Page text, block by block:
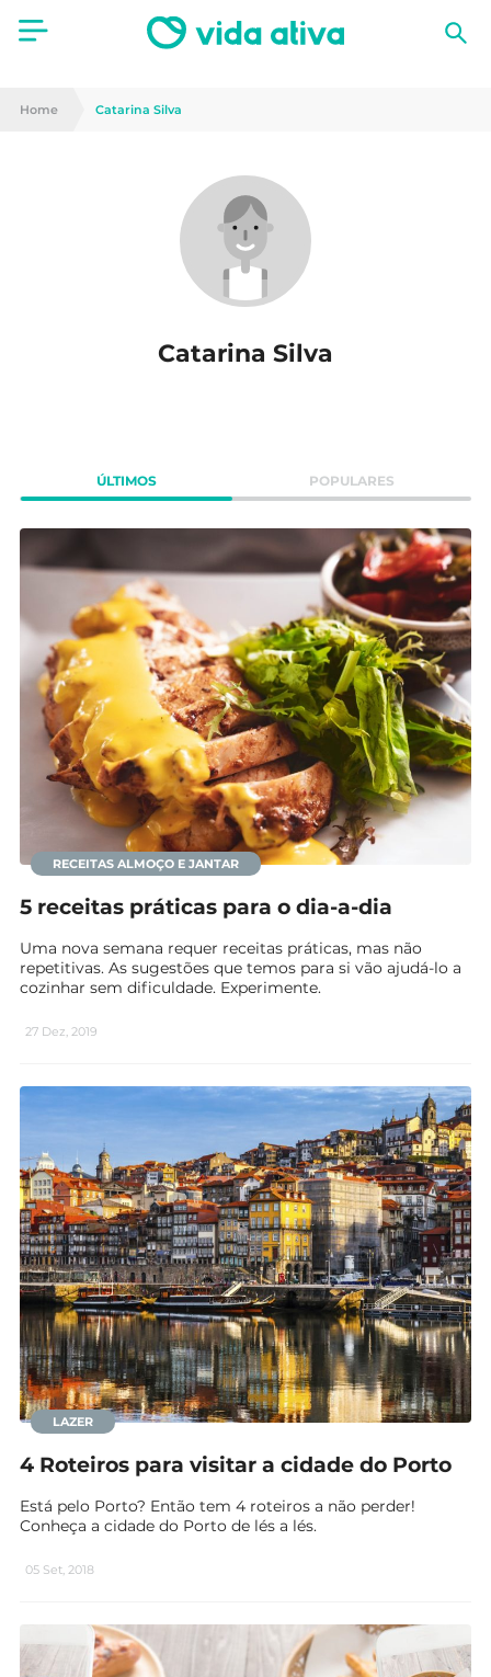
Saúde
Mães e Bebés
Home Catarina Silva
Catarina Silva
ÚLTIMOS POPULARES
RECEITAS ALMOÇO E JANTAR
5 receitas práticas para o dia-a-dia
Uma nova semana requer receitas práticas, mas não
repetitivas. As sugestões que temos para si vão ajudá-lo a
cozinhar sem dificuldade. Experimente.
27 Dez, 2019
LAZER
4 Roteiros para visitar a cidade do Porto
Está pelo Porto? Então tem 4 roteiros a não perder!
Conheça a cidade do Porto de lés a lés.
05 Set, 2018